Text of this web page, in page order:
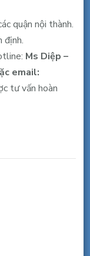
quận nội thành.
định.
Ms Diệp –
email:
tư vấn hoàn